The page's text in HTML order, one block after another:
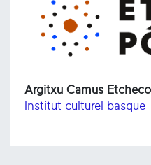
Argitxu Camus
Institut culturel basque